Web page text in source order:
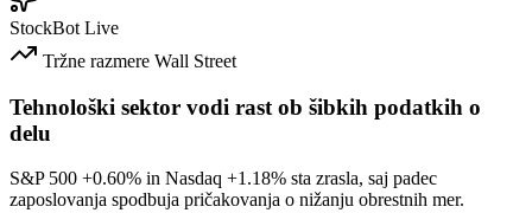
StockBot Live
Tržne razmere Wall Street
Tehnološki sektor vodi rast ob šibkih podatkih o
delu
S&P 500 +0.60% in Nasdaq +1.18% sta zrasla, saj padec
zaposlovanja spodbuja pričakovanja o nižanju obrestnih mer.